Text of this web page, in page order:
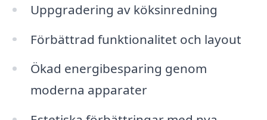
Uppgradering av köksinredning
Förbättrad funktionalitet och layout
Ökad energibesparing genom
moderna apparater